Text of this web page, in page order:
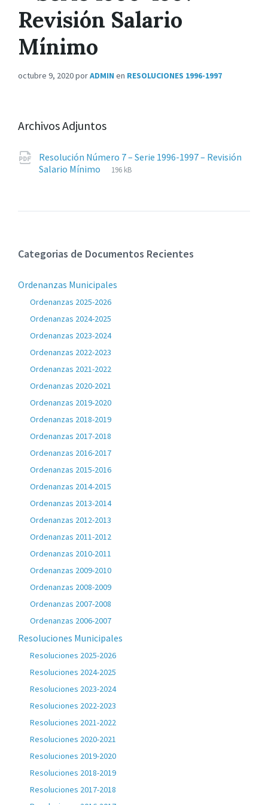
Revisión Salario
Mínimo
octubre 9, 2020porADMIN en RESOLUCIONES 1996-1997
Archivos Adjuntos
Resolución Número 7 – Serie 1996-1997 – Revisión
Salario Mínimo
Extensiones
pdf
Tamaño
196 kB
Categorias de Documentos Recientes
Ordenanzas Municipales
Ordenanzas 2025-2026
Ordenanzas 2024-2025
Ordenanzas 2023-2024
Ordenanzas 2022-2023
Ordenanzas 2021-2022
Ordenanzas 2020-2021
Ordenanzas 2019-2020
Ordenanzas 2018-2019
Ordenanzas 2017-2018
Ordenanzas 2016-2017
Ordenanzas 2015-2016
Ordenanzas 2014-2015
Ordenanzas 2013-2014
Ordenanzas 2012-2013
Ordenanzas 2011-2012
Ordenanzas 2010-2011
Ordenanzas 2009-2010
Ordenanzas 2008-2009
Ordenanzas 2007-2008
Ordenanzas 2006-2007
Resoluciones Municipales
Resoluciones 2025-2026
Resoluciones 2024-2025
Resoluciones 2023-2024
Resoluciones 2022-2023
Resoluciones 2021-2022
Resoluciones 2020-2021
Resoluciones 2019-2020
Resoluciones 2018-2019
Resoluciones 2017-2018